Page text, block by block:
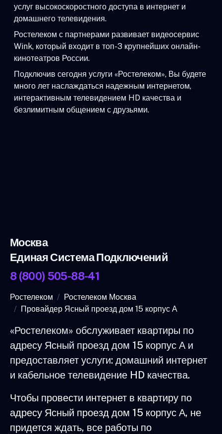
услуг высокоскоростного доступа в интернет и
домашнего телевидения.
Ростелеком с партнерами развивает видеосервис
Wink, который входит в топ-3 крупнейших онлайн-
кинотеатров России.
Подключив сегодня услуги «Ростелеком», Вы будете
много лет наслаждаться надежным интернетом,
интерактивным телевидением HD качества и
безлимитным общением с друзьями.
Москва
Единая Система Подключений
8 (800) 505-88-41
Ростелеком
Ростелеком Москва
Провайдер Ясный проезд дом 15 корпус А
«Ростелеком» обслуживает квартиры по
адресу Ясный проезд дом 15 корпус А и
предоставляет услуги: домашний интернет
и кабельное телевидение HD качества.
Чтобы провести интернет в квартиру по
адресу Ясный проезд дом 15 корпус А, не
придется ждать, все работы по